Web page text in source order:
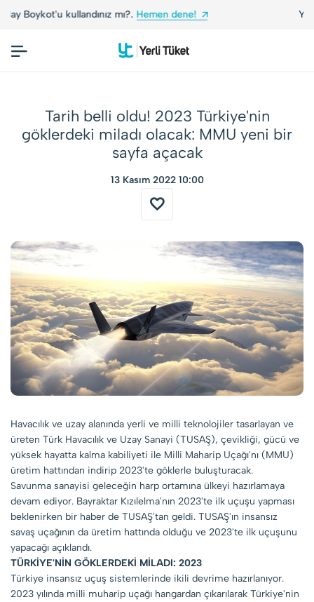
Yerli Tüketiciler, Yerli Markalarla Buluşuyor!
Tarih belli oldu! 2023 Türkiye'nin
göklerdeki miladı olacak: MMU yeni bir
sayfa açacak
13 Kasım 2022 10:00
Havacılık ve uzay alanında yerli ve milli teknolojiler tasarlayan ve
üreten Türk Havacılık ve Uzay Sanayi (TUSAŞ), çevikliği, gücü ve
yüksek hayatta kalma kabiliyeti ile Milli Maharip Uçağı'nı (MMU)
üretim hattından indirip 2023'te göklerle buluşturacak.
Savunma sanayisi geleceğin harp ortamına ülkeyi hazırlamaya
devam ediyor. Bayraktar Kızılelma'nın 2023'te ilk uçuşu yapması
beklenirken bir haber de TUSAŞ'tan geldi. TUSAŞ'ın insansız
savaş uçağının da üretim hattında olduğu ve 2023'te ilk uçuşunu
yapacağı açıklandı.
TÜRKİYE'NİN GÖKLERDEKİ MİLADI: 2023
Türkiye insansız uçuş sistemlerinde ikili devrime hazırlanıyor.
2023 yılında milli muharip uçağı hangardan çıkarılarak Türkiye'nin